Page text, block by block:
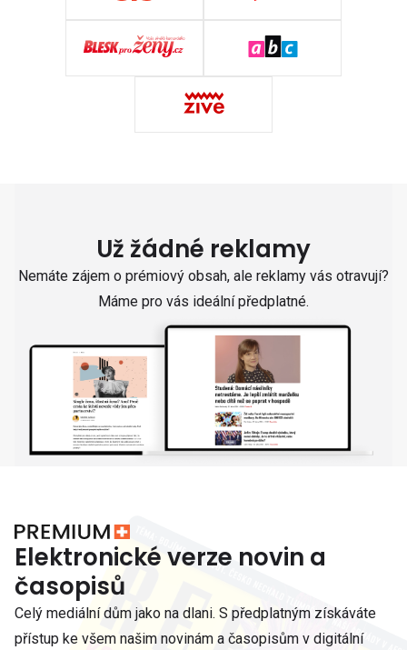
Už žádné reklamy
Nemáte zájem o prémiový obsah, ale reklamy vás otravují?
Máme pro vás ideální předplatné.
Elektronické verze novin a
časopisů
Celý mediální dům jako na dlani. S předplatným získáváte
přístup ke všem našim novinám a časopisům v digitální